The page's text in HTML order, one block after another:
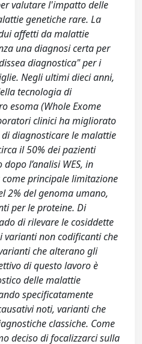
valutare l'impatto delle
genetiche rare. La
affetti da malattie
una diagnosi certa per
diagnostica" per i
Negli ultimi dieci anni,
tecnologia di
esoma (Whole Exome
clinici ha migliorato
diagnosticare le malattie
il 50% dei pazienti
l’analisi WES, in
principale limitazione
2% del genoma umano,
per le proteine. Di
di rilevare le cosiddette
varianti non codificanti che
che alterano gli
di questo lavoro è
delle malattie
specificatamente
noti, varianti che
classiche. Come
deciso di focalizzarci sulla